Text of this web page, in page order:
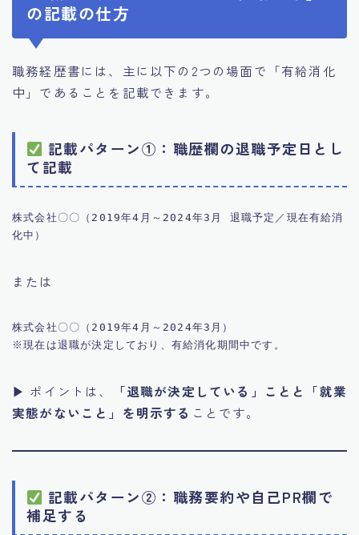
の記載の仕方
職務経歴書には、主に以下の2つの場面で「有給消化
中」であることを記載できます。
記載パターン①：職歴欄の退職予定日とし
て記載
株式会社〇〇（2019年4月～2024年3月 退職予定／現在有給消
または
株式会社〇〇（2019年4月～2024年3月）
▶ ポイントは、
「退職が決定している」ことと「就業
実態がないこと」を明示する ことです。
記載パターン②：職務要約や自己PR欄で
補足する